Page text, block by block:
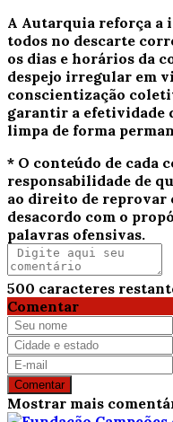
A Autarquia reforça a
todos no descarte
os dias e horários da
despejo irregular em
conscientização
garantir a efetividade
limpa de forma
* O conteúdo de cada
responsabilidade de
ao direito de reprovar
desacordo com o
palavras ofensivas.
500 caracteres
Comentar
Comentar
Mostrar mais